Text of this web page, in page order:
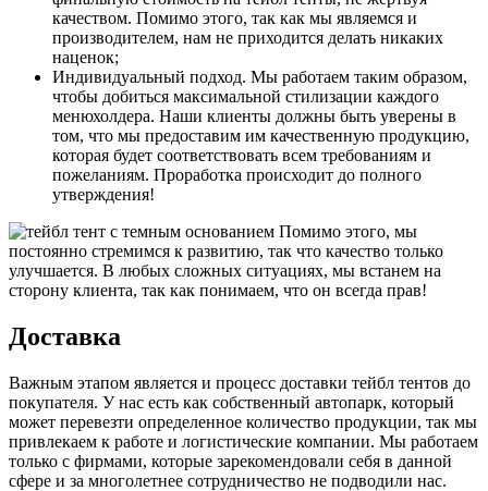
качеством. Помимо этого, так как мы являемся и
производителем, нам не приходится делать никаких
наценок;
Индивидуальный подход. Мы работаем таким образом,
чтобы добиться максимальной стилизации каждого
менюхолдера. Наши клиенты должны быть уверены в
том, что мы предоставим им качественную продукцию,
которая будет соответствовать всем требованиям и
пожеланиям. Проработка происходит до полного
утверждения!
Помимо этого, мы
постоянно стремимся к развитию, так что качество только
улучшается. В любых сложных ситуациях, мы встанем на
сторону клиента, так как понимаем, что он всегда прав!
Доставка
Важным этапом является и процесс доставки тейбл тентов до
покупателя. У нас есть как собственный автопарк, который
может перевезти определенное количество продукции, так мы
привлекаем к работе и логистические компании. Мы работаем
только с фирмами, которые зарекомендовали себя в данной
сфере и за многолетнее сотрудничество не подводили нас.